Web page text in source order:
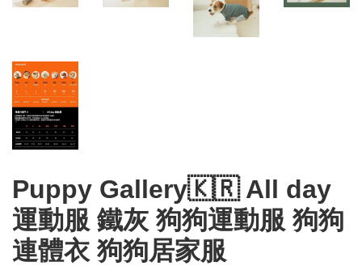
Puppy Gallery🇰🇷 All day
運動服 鐵灰 狗狗運動服 狗狗
連體衣 狗狗居家服